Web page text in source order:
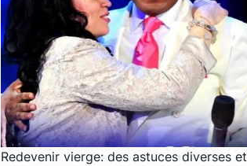
Redevenir vierge: des astuces diverses et